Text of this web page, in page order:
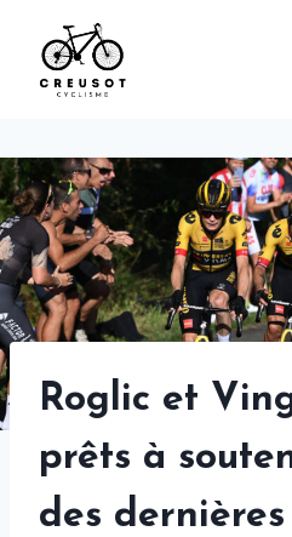
content
Roglic et
prêts à
des